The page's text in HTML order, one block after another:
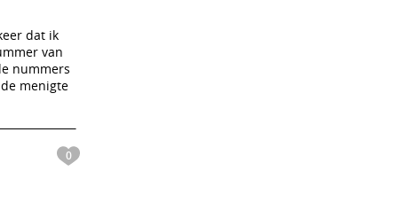
dat ik
van
nummers
menigte
0